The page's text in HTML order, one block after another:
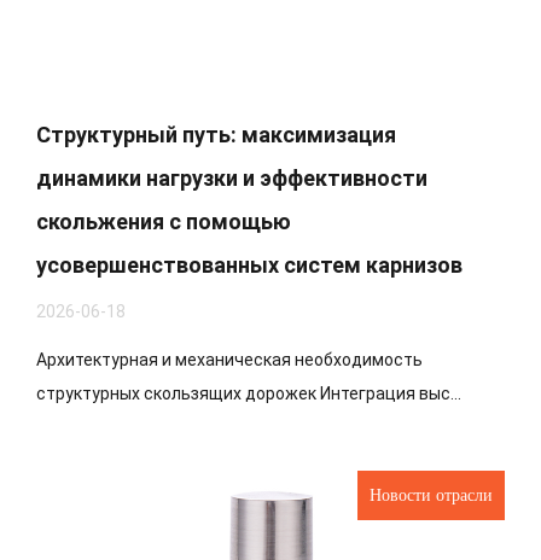
Структурный путь: максимизация
динамики нагрузки и эффективности
скольжения с помощью
усовершенствованных систем карнизов
2026-06-18
Архитектурная и механическая необходимость
структурных скользящих дорожек Интеграция выс...
Новости отрасли